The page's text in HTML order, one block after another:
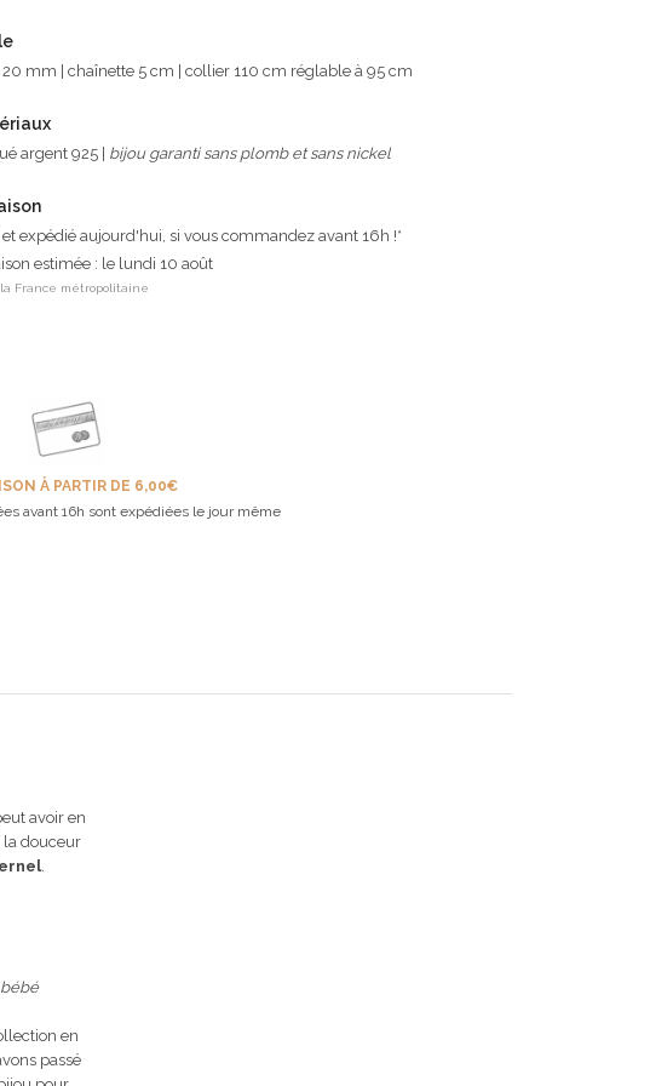
20 mm | chaînette 5 cm | collier 110 cm réglable à 95 cm
argent 925 | bijou garanti sans plomb et sans nickel
et expédié aujourd'hui, si vous commandez avant 16h !*
estimée : le lundi 10 août
la France métropolitaine
À PARTIR DE 6,00€
avant 16h sont expédiées le jour même
avoir en
la douceur
.
en
passé